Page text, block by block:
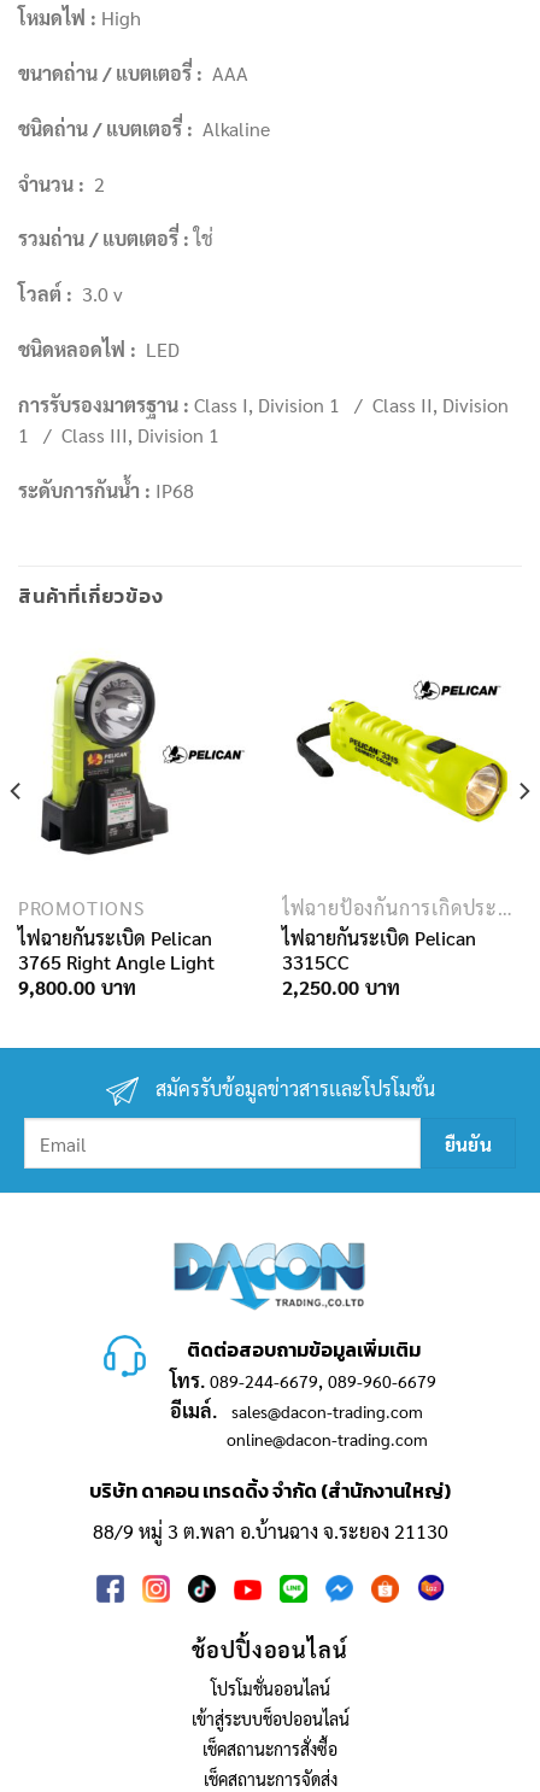
โหมดไฟ : High
ขนาดถ่าน / แบตเตอรี่ : AAA
ชนิดถ่าน / แบตเตอรี่ : Alkaline
จำนวน : 2
รวมถ่าน / แบตเตอรี่ :ใช่
โวลต์ : 3.0 v
ชนิดหลอดไฟ : LED
การรับรองมาตรฐาน : Class I, Division 1 / Class II, Division
1 / Class III, Division 1
ระดับการกันน้ำ : IP68
สินค้าที่เกี่ยวข้อง
PROMOTIONS
ไฟฉายกันระเบิด Pelican
3765 Right Angle Light
9,800.00
ไฟฉายป้องกันการเกิดประกายไฟ
ไฟฉายกันระเบิด Pelican
3315CC
2,250.00
สมัครรับข้อมูลข่าวสารเเละโปรโมชั่น
ติดต่อสอบถามข้อมูลเพิ่มเติม
โทร. 089-244-6679, 089-960-6679
อีเมล์.
sales@dacon-trading.com
online@dacon-trading.com
บริษัท ดาคอน เทรดดิ้ง จำกัด (สำนักงานใหญ่)
88/9 หมู่ 3 ต.พลา อ.บ้านฉาง จ.ระยอง 21130
ช้อปปิ้งออนไลน์
โปรโมชั่นออนไลน์
เข้าสู่ระบบช็อปออนไลน์
เช็คสถานะการสั่งซื้อ
เช็คสถานะการจัดส่ง